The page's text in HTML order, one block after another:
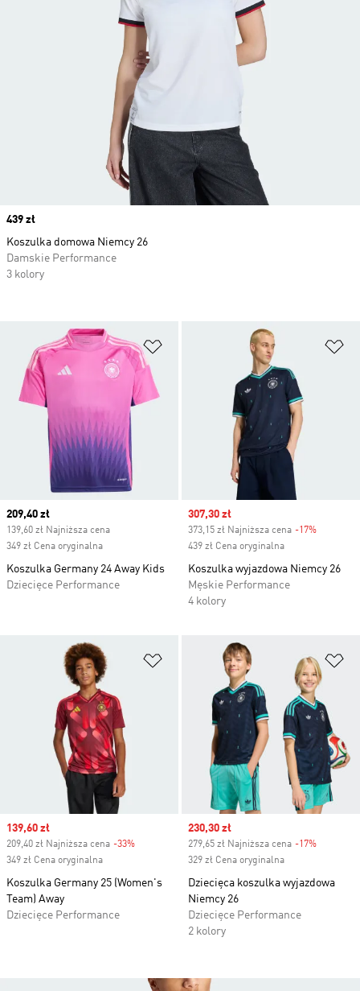
Dodaj do listy życzeń
Current price
209,40 zł
139,60 zł Najniższa cena
349 zł Cena oryginalna
Koszulka Germany 24 Away Kids
Dziecięce Performance
Sale price
307,30 zł
373,15 zł Najniższa cena -17%
439 zł Cena oryginalna
Koszulka wyjazdowa Niemcy 26
Męskie Performance
4 kolory
Dodaj do listy życzeń
Sale price
139,60 zł
209,40 zł Najniższa cena -33%
349 zł Cena oryginalna
Koszulka Germany 25 (Women's
Team) Away
Dziecięce Performance
Sale price
230,30 zł
279,65 zł Najniższa cena -17%
329 zł Cena oryginalna
Dziecięca koszulka wyjazdowa
Niemcy 26
Dziecięce Performance
2 kolory
Price
439 zł
Koszulka domowa Niemcy 26
Damskie Performance
3 kolory